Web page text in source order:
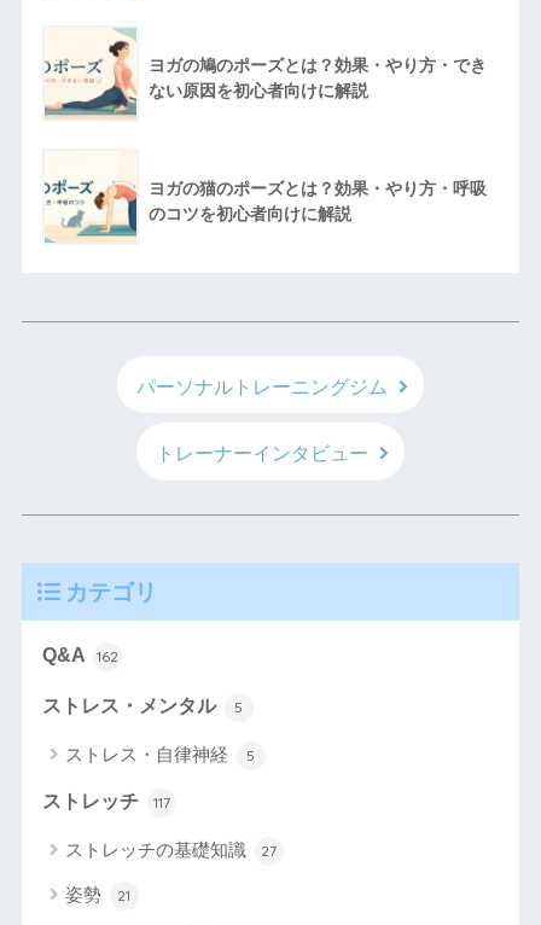
ヨガの鳩のポーズとは？効果・やり方・でき
ない原因を初心者向けに解説
ヨガの猫のポーズとは？効果・やり方・呼吸
のコツを初心者向けに解説
パーソナルトレーニングジム
トレーナーインタビュー
カテゴリ
Q&A 162
ストレス・メンタル 5
ストレス・自律神経 5
ストレッチ 117
ストレッチの基礎知識 27
姿勢 21